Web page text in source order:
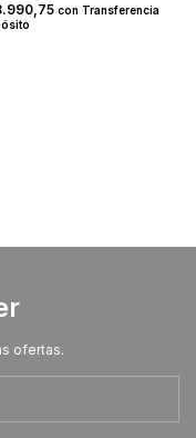
con Transferencia
ofertas.